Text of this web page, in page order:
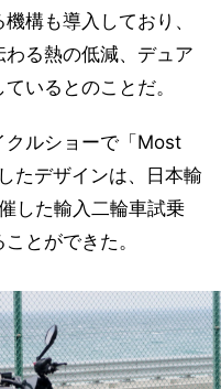
構も導入しており、
る熱の低減、デュア
いるとのことだ。
クルショーで「Most
たデザインは、日本輸
した輸入二輪車試乗
とができた。